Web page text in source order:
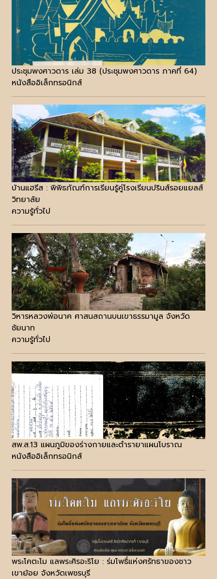
ประชุมพงศาวดาร เล่ม 38 (ประชุมพงศาวดาร ภาคที่ 64)
หนังสืออิเล็กทรอนิกส์
บ้านแฮรีส : พิพิธภัณฑ์การเรียนรู้คู่โรงเรียนปรินส์รอยแยลส์
วิทยาลัย
ความรู้ทั่วไป
วิหารหลวงพ่อนาค ศาสนสถานบนเขาธรรมามูล จังหวัด
ชัยนาท
ความรู้ทั่วไป
สพ.ส.13 แผนภูมิของร่างกายและตำรายาแผนโบราณ
หนังสืออิเล็กทรอนิกส์
พระโคตะโม แลพระศิรอะริโย : ร่มโพธิ์แห่งศรัทธาของชาว
เขาย้อย จังหวัดเพชรบุรี